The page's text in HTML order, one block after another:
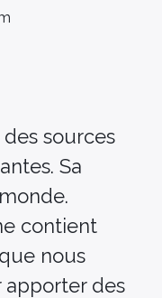
sources
Sa
contient
nous
apporter des